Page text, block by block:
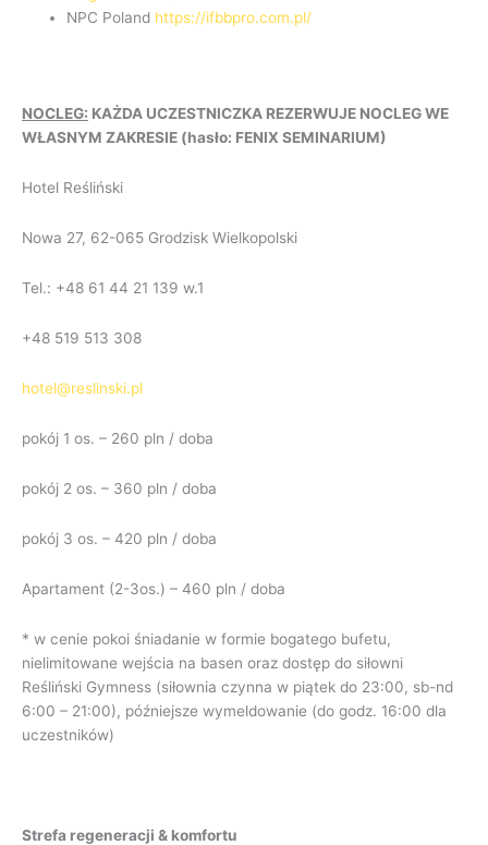
NPC Poland https://ifbbpro.com.pl/
NOCLEG: KAŻDA UCZESTNICZKA REZERWUJE NOCLEG WE
WŁASNYM ZAKRESIE (hasło: FENIX SEMINARIUM)
Hotel Reśliński
Nowa 27, 62-065 Grodzisk Wielkopolski
Tel.: +48 61 44 21 139 w.1
+48 519 513 308
hotel@reslinski.pl
pokój 1 os. – 260 pln / doba
pokój 2 os. – 360 pln / doba
pokój 3 os. – 420 pln / doba
Apartament (2-3os.) – 460 pln / doba
* w cenie pokoi śniadanie w formie bogatego bufetu,
nielimitowane wejścia na basen oraz dostęp do siłowni
Reśliński Gymness (siłownia czynna w piątek do 23:00, sb-nd
6:00 – 21:00), późniejsze wymeldowanie (do godz. 16:00 dla
uczestników)
Strefa regeneracji & komfortu